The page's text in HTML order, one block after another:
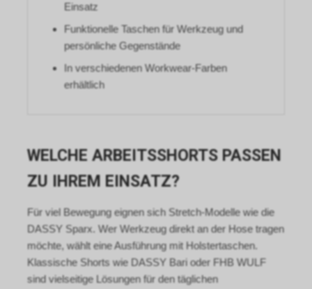
Einsatz
Funktionelle Taschen für Werkzeug und
persönliche Gegenstände
In verschiedenen Workwear-Farben
erhältlich
WELCHE ARBEITSSHORTS PASSEN
ZU IHREM EINSATZ?
Für viel Bewegung eignen sich Stretch-Modelle wie die
DASSY Sparx. Wer Werkzeug direkt an der Hose tragen
möchte, wählt eine Ausführung mit Holstertaschen.
Klassische Shorts wie DASSY Bari oder FHB WULF
sind vielseitige Lösungen für den täglichen